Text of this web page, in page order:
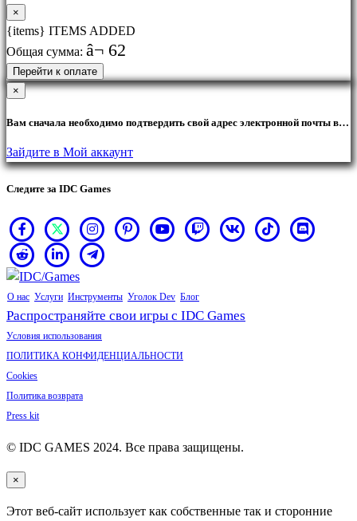
×
{items} ITEMS ADDED
Общая сумма: â¬ 62
Перейти к оплате
×
Вам сначала необходимо подтвердить свой адрес электронной почты в
Зайдите в Мой аккаунт
Следите за IDC Games
О нас Услуги Инструменты Уголок Dev Блог
Распространяйте свои игры с IDC Games
Условия использования
ПОЛИТИКА КОНФИДЕНЦИАЛЬНОСТИ
Cookies
Политика возврата
Press kit
© IDC GAMES 2024. Все права защищены.
×
Этот веб-сайт использует как собственные так и сторонние